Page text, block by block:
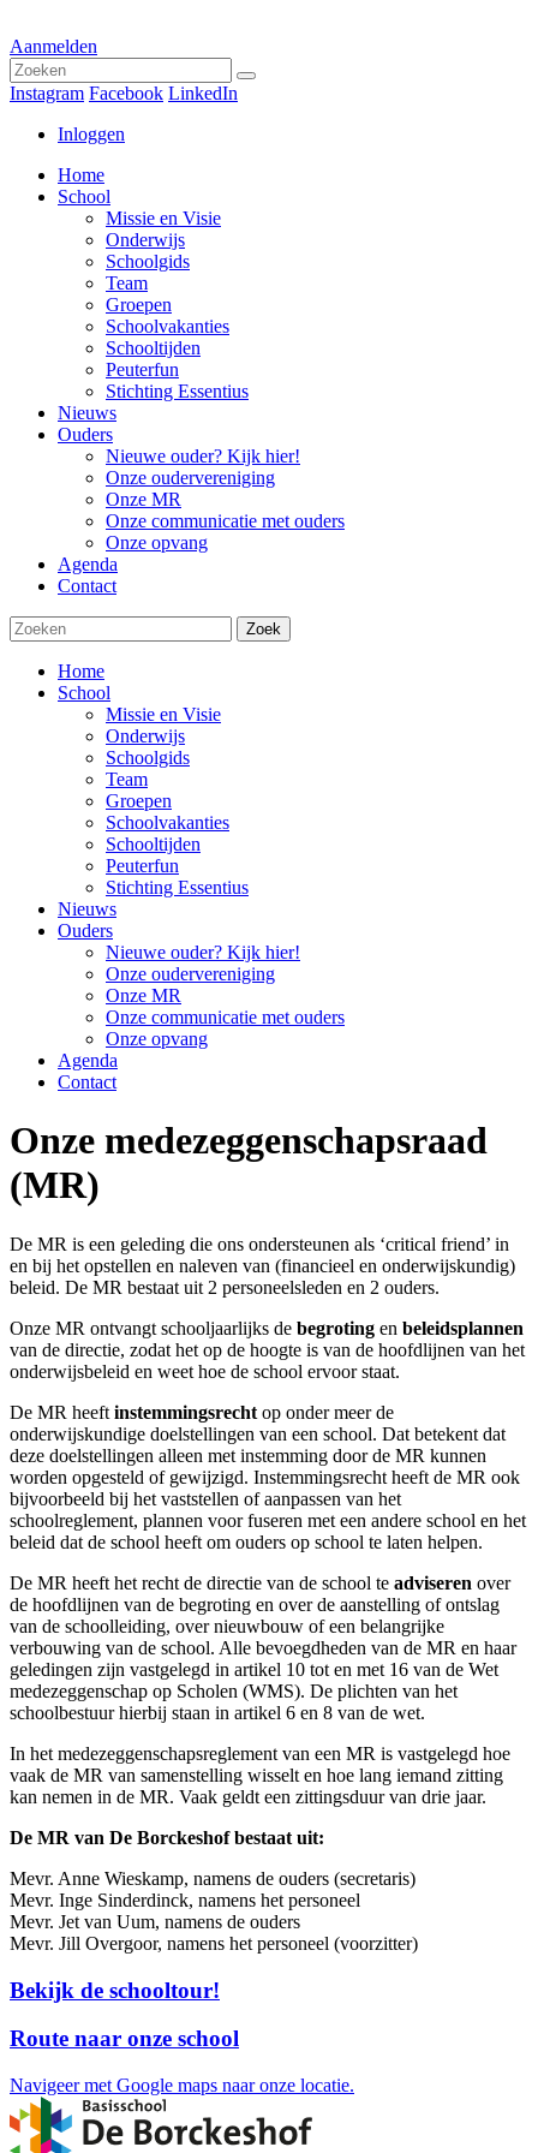
Aanmelden
Instagram Facebook LinkedIn
Inloggen
Home
School
Missie en Visie
Onderwijs
Schoolgids
Team
Groepen
Schoolvakanties
Schooltijden
Peuterfun
Stichting Essentius
Nieuws
Ouders
Nieuwe ouder? Kijk hier!
Onze oudervereniging
Onze MR
Onze communicatie met ouders
Onze opvang
Agenda
Contact
Zoek
Home
School
Missie en Visie
Onderwijs
Schoolgids
Team
Groepen
Schoolvakanties
Schooltijden
Peuterfun
Stichting Essentius
Nieuws
Ouders
Nieuwe ouder? Kijk hier!
Onze oudervereniging
Onze MR
Onze communicatie met ouders
Onze opvang
Agenda
Contact
Onze medezeggenschapsraad
(MR)
De MR is een geleding die ons ondersteunen als ‘critical friend’ in
en bij het opstellen en naleven van (financieel en onderwijskundig)
beleid. De MR bestaat uit 2 personeelsleden en 2 ouders.
Onze MR ontvangt schooljaarlijks de begroting en beleidsplannen
van de directie, zodat het op de hoogte is van de hoofdlijnen van het
onderwijsbeleid en weet hoe de school ervoor staat.
De MR heeft instemmingsrecht op onder meer de
onderwijskundige doelstellingen van een school. Dat betekent dat
deze doelstellingen alleen met instemming door de MR kunnen
worden opgesteld of gewijzigd. Instemmingsrecht heeft de MR ook
bijvoorbeeld bij het vaststellen of aanpassen van het
schoolreglement, plannen voor fuseren met een andere school en het
beleid dat de school heeft om ouders op school te laten helpen.
De MR heeft het recht de directie van de school te adviseren over
de hoofdlijnen van de begroting en over de aanstelling of ontslag
van de schoolleiding, over nieuwbouw of een belangrijke
verbouwing van de school. Alle bevoegdheden van de MR en haar
geledingen zijn vastgelegd in artikel 10 tot en met 16 van de Wet
medezeggenschap op Scholen (WMS). De plichten van het
schoolbestuur hierbij staan in artikel 6 en 8 van de wet.
In het medezeggenschapsreglement van een MR is vastgelegd hoe
vaak de MR van samenstelling wisselt en hoe lang iemand zitting
kan nemen in de MR. Vaak geldt een zittingsduur van drie jaar.
De MR van De Borckeshof bestaat uit:
Mevr. Anne Wieskamp, namens de ouders (secretaris)
Mevr. Inge Sinderdinck, namens het personeel
Mevr. Jet van Uum, namens de ouders
Mevr. Jill Overgoor, namens het personeel (voorzitter)
Bekijk de schooltour!
Route naar onze school
Navigeer met Google maps naar onze locatie.